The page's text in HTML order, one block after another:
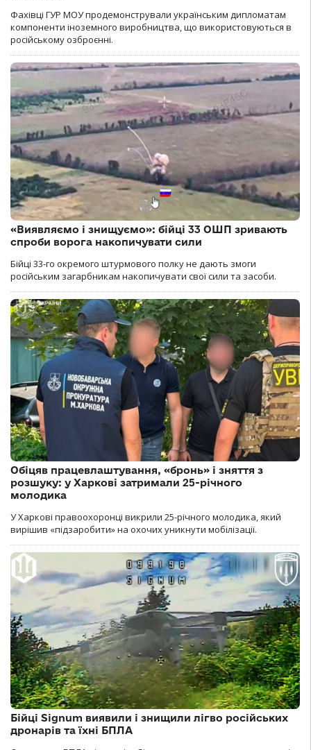
Фахівці ГУР МОУ продемонстрували українським дипломатам
компоненти іноземного виробництва, що використовуються в
російському озброєнні.
«Виявляємо і знищуємо»: бійці 33 ОШП зривають
спроби ворога накопичувати сили
Бійці 33-го окремого штурмового полку не дають змоги
російським загарбникам накопичувати свої сили та засоби.
Обіцяв працевлаштування, «бронь» і зняття з
розшуку: у Харкові затримали 25-річного
молодика
У Харкові правоохоронці викрили 25-річного молодика, який
вирішив «підзаробити» на охочих уникнути мобілізації.
Бійці Signum виявили і знищили лігво російських
дронарів та їхні БПЛА